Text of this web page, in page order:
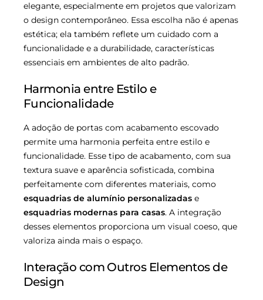
elegante, especialmente em projetos que valorizam
o design contemporâneo. Essa escolha não é apenas
estética; ela também reflete um cuidado com a
funcionalidade e a durabilidade, características
essenciais em ambientes de alto padrão.
Harmonia entre Estilo e
Funcionalidade
A adoção de portas com acabamento escovado
permite uma harmonia perfeita entre estilo e
funcionalidade. Esse tipo de acabamento, com sua
textura suave e aparência sofisticada, combina
perfeitamente com diferentes materiais, como
esquadrias de alumínio personalizadas e
esquadrias modernas para casas. A integração
desses elementos proporciona um visual coeso, que
valoriza ainda mais o espaço.
Interação com Outros Elementos de
Design